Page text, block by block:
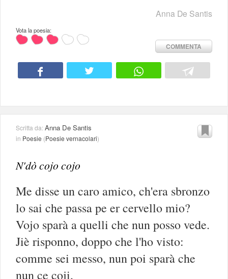
Anna De Santis
Vota la poesia:
COMMENTA
Scritta da:Anna De Santis
in Poesie (Poesie vernacolari)
N'dò cojo cojo
Me disse un caro amico, ch'era sbronzo
lo sai che passa pe er cervello mio?
Vojo sparà a quelli che nun posso vede.
Jiè risponno, doppo che l'ho visto:
comme sei messo, nun poi sparà che
nun ce coji,